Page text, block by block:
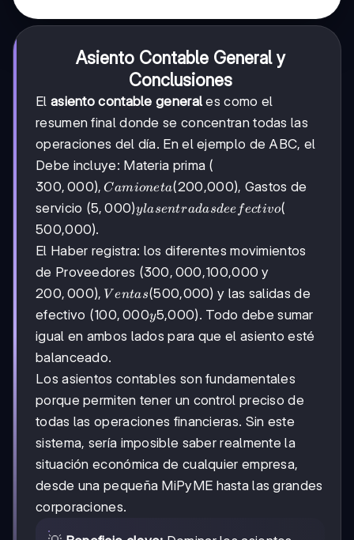
Asiento Contable General y
Conclusiones
El asiento contable general es como el
resumen final donde se concentran todas las
operaciones del día. En el ejemplo de ABC, el
Debe incluye: Materia prima (
300,000),
Camioneta
(
300, 000), Camioneta(200,000), Gastos de
servicio (5,000) y
las
entradas
de
efectivo
(
5, 000)ylasentradasdee fectivo(
500,000).
El Haber registra: los diferentes movimientos
de Proveedores (300,000,
300, 000,100,000 y
200,000),
Ventas (
200, 000), V entas(500,000) y las salidas de
efectivo (100,000
y
100, 000y5,000). Todo debe sumar
igual en ambos lados para que el asiento esté
balanceado.
Los asientos contables son fundamentales
porque permiten tener un control preciso de
todas las operaciones financieras. Sin este
sistema, sería imposible saber realmente la
situación económica de cualquier empresa,
desde una pequeña MiPyME hasta las grandes
corporaciones.